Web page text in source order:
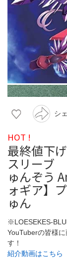
シ
HOT !
最終値下
スリーブ
ゅんぞう
ォギア】
ゅん
※LOESEKES-
YouTuberの皆様
す！
紹介動画はこちら